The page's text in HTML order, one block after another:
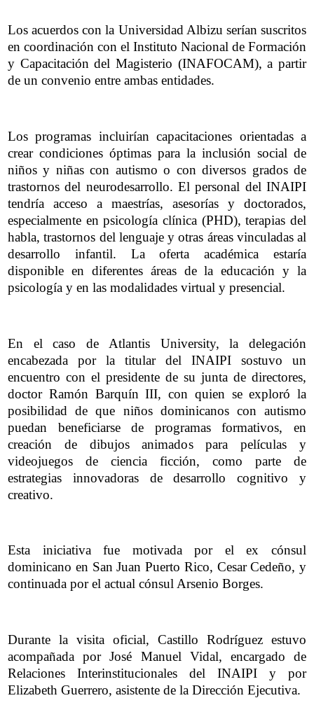
Los acuerdos con la Universidad Albizu serían suscritos
en coordinación con el Instituto Nacional de Formación
y Capacitación del Magisterio (INAFOCAM), a partir
de un convenio entre ambas entidades.
Los programas incluirían capacitaciones orientadas a
crear condiciones óptimas para la inclusión social de
niños y niñas con autismo o con diversos grados de
trastornos del neurodesarrollo. El personal del INAIPI
tendría acceso a maestrías, asesorías y doctorados,
especialmente en psicología clínica (PHD), terapias del
habla, trastornos del lenguaje y otras áreas vinculadas al
desarrollo infantil. La oferta académica estaría
disponible en diferentes áreas de la educación y la
psicología y en las modalidades virtual y presencial.
En el caso de Atlantis University, la delegación
encabezada por la titular del INAIPI sostuvo un
encuentro con el presidente de su junta de directores,
doctor Ramón Barquín III, con quien se exploró la
posibilidad de que niños dominicanos con autismo
puedan beneficiarse de programas formativos, en
creación de dibujos animados para películas y
videojuegos de ciencia ficción, como parte de
estrategias innovadoras de desarrollo cognitivo y
creativo.
Esta iniciativa fue motivada por el ex cónsul
dominicano en San Juan Puerto Rico, Cesar Cedeño, y
continuada por el actual cónsul Arsenio Borges.
Durante la visita oficial, Castillo Rodríguez estuvo
acompañada por José Manuel Vidal, encargado de
Relaciones Interinstitucionales del INAIPI y por
Elizabeth Guerrero, asistente de la Dirección Ejecutiva.